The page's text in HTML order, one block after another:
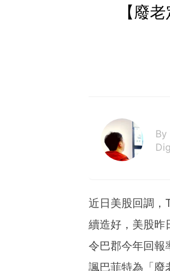
【廢
By
近日美股回調，
續造好，美股昨
令巴郡今年回報
諷巴菲特為「廢